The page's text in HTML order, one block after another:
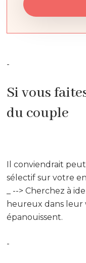
-
Si vous
du couple
Il conviendrait
sélectif sur votre
_ --> Cherchez à
heureux dans leur
épanouissent.
-